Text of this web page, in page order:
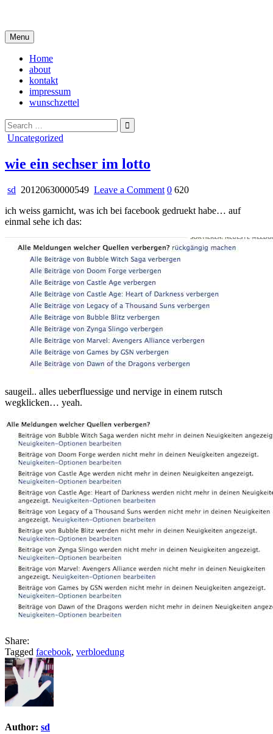
content
Menu
Home
about
kontakt
impressum
wunschzettel
Search
for:
Posted
Uncategorized
wie ein sechser im lotto
sd 20120630000549 Leave a Commenton
ein
lotto
0 620
ich weiss garnicht, was ich bei facebook gedruekt habe… auf
einmal sehe ich das:
saugeil.. alles ueberfluessige und nervige in einem rutsch
wegklicken… yeah.
Share:
Tagged facebook, verbloedung
Author: sd